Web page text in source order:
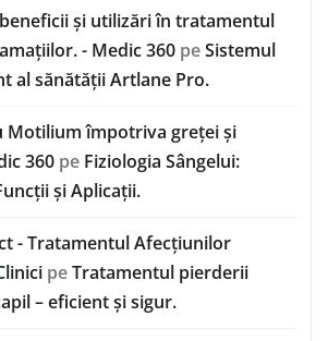
și utilizări în tratamentul
- Medic 360 peSistemul
al sănătății Artlane Pro.
Motilium împotriva greței și
360 pe Fiziologia Sângelui:
și Aplicații.
- Tratamentul Afecțiunilor
peTratamentul pierderii
– eficient și sigur.